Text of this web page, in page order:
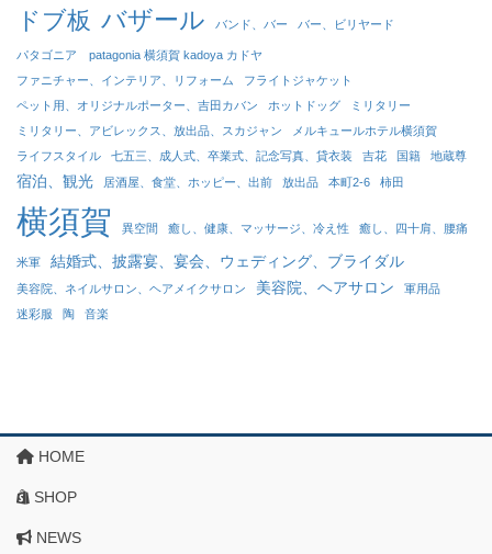
ドブ板 バザール バンド、バー バー、ビリヤード
パタゴニア patagonia 横須賀 kadoya カドヤ
ファニチャー、インテリア、リフォーム
フライトジャケット
ペット用、オリジナルポーター、吉田カバン
ホットドッグ
ミリタリー
ミリタリー、アビレックス、放出品、スカジャン
メルキュールホテル横須賀
ライフスタイル
七五三、成人式、卒業式、記念写真、貸衣装 吉花 国籍 地蔵尊
宿泊、観光 居酒屋、食堂、ホッピー、出前 放出品 本町2-6 柿田
横須賀 異空間 癒し、健康、マッサージ、冷え性 癒し、四十肩、腰痛
米軍 結婚式、披露宴、宴会、ウェディング、ブライダル
美容院、ネイルサロン、ヘアメイクサロン 美容院、ヘアサロン
軍用品
迷彩服
陶 音楽
HOME
SHOP
NEWS